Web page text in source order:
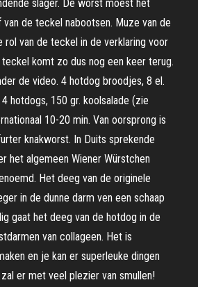
slager. De worst moest het
de teckel nabootsen. Muze van de
rol van de teckel in de verklaring voor
komt zo dus nog een keer terug.
de video. 4 hotdog broodjes, 8 el.
hotdogs, 150 gr. koolsalade (zie
10-20 min. Van oorsprong is
knakworst. In Duits sprekende
het algemeen Wiener Würstchen
Het deeg van de originele
in de dunne darm ven een schaap
gaat het deeg van de hotdog in de
van collageen. Het is
en je kan er superleuke dingen
er met veel plezier van smullen!